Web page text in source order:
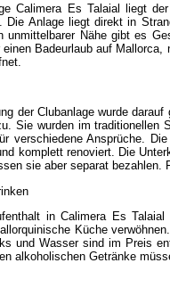
Calimera Es Talaial liegt
Die Anlage liegt direkt in
unmittelbarer Nähe gibt es
Badeurlaub auf
der Clubanlage wurde
Sie wurden im traditionellen
verschiedene Ansprüche.
komplett renoviert. Die
sie aber separat bezahlen.
in Calimera Es
Küche
und Wasser sind im Preis
alkoholischen Getränke